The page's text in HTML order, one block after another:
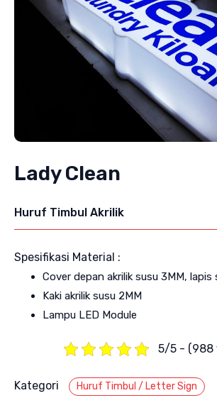
Lady Clean
Huruf Timbul Akrilik
Spesifikasi Material :
Cover depan akrilik susu 3MM,
Kaki akrilik susu 2MM
Lampu LED Module
5/5 - (988
Kategori Huruf Timbul / Letter Sign